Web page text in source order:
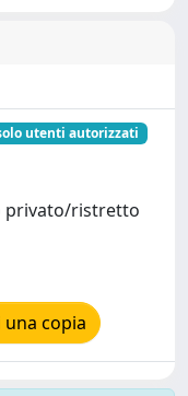
utenti autorizzati
privato/ristretto
una copia